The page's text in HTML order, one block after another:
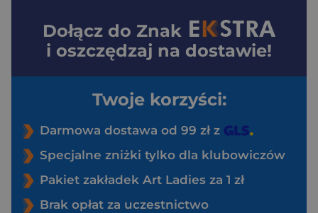
Dołącz do Znak
i oszczędzaj na dostawie!
Twoje korzyści:
Darmowa dostawa od 99 zł z
Specjalne zniżki tylko dla klubowiczów
Pakiet zakładek Art Ladies za 1 zł
Brak opłat za uczestnictwo